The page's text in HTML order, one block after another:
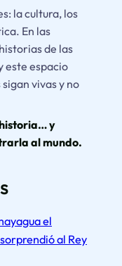
la cultura, los
En las
de las
este espacio
vivas y no
y
al mundo.
el
al Rey